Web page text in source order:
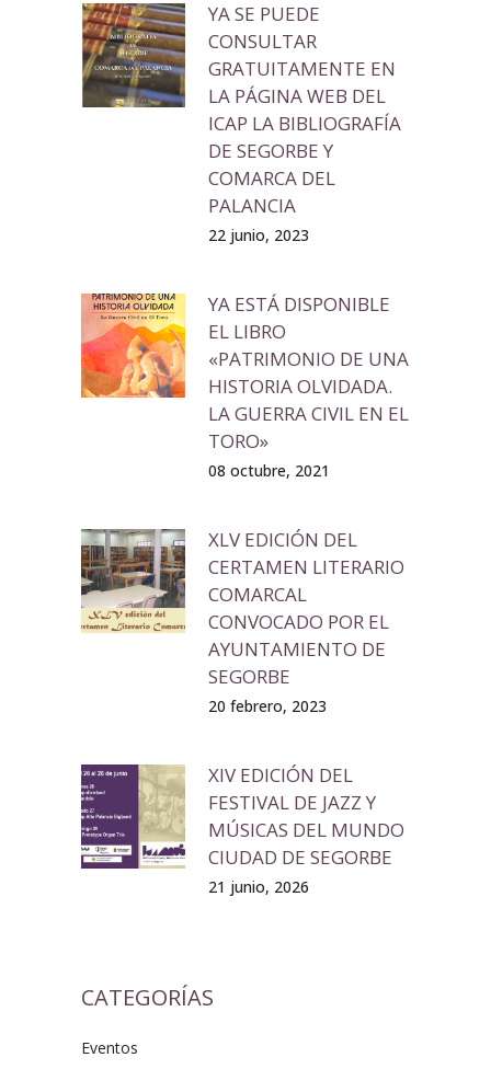
YA SE PUEDE
CONSULTAR
GRATUITAMENTE EN
LA PÁGINA WEB DEL
ICAP LA BIBLIOGRAFÍA
DE SEGORBE Y
COMARCA DEL
PALANCIA
22 junio, 2023
YA ESTÁ DISPONIBLE
EL LIBRO
«PATRIMONIO DE UNA
HISTORIA OLVIDADA.
LA GUERRA CIVIL EN EL
TORO»
08 octubre, 2021
XLV EDICIÓN DEL
CERTAMEN LITERARIO
COMARCAL
CONVOCADO POR EL
AYUNTAMIENTO DE
SEGORBE
20 febrero, 2023
XIV EDICIÓN DEL
FESTIVAL DE JAZZ Y
MÚSICAS DEL MUNDO
CIUDAD DE SEGORBE
21 junio, 2026
CATEGORÍAS
Eventos